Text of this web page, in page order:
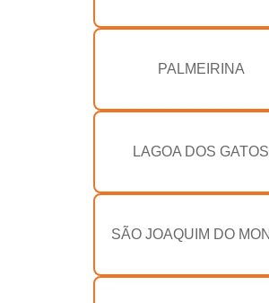
PALMEIRINA
LAGOA DOS GATOS
SÃO JOAQUIM DO